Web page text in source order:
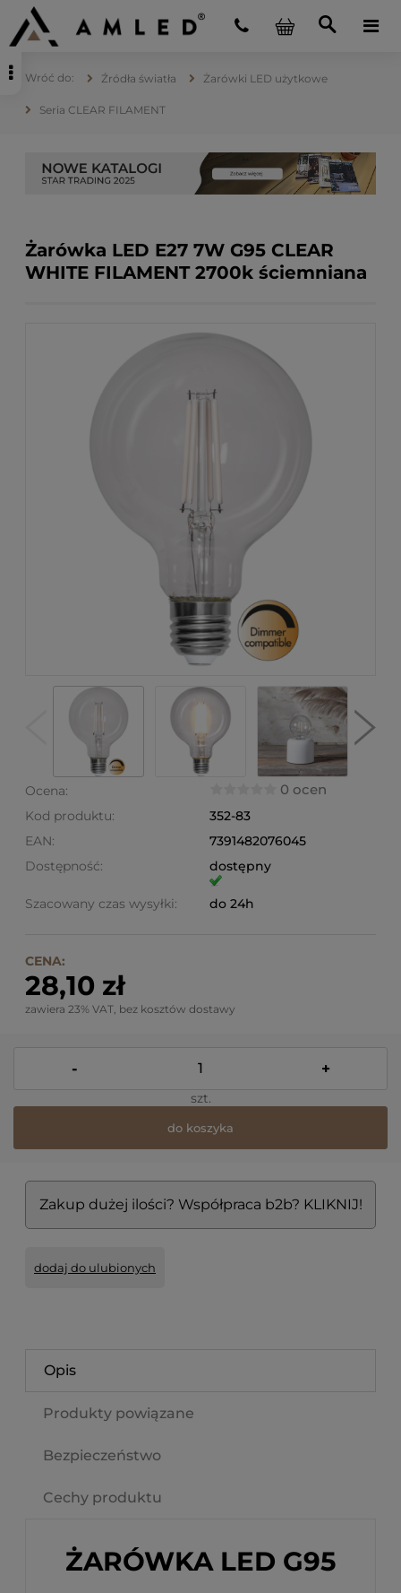
Źródła światła Żarówki LED użytkowe
Seria CLEAR FILAMENT
Żarówka LED E27 7W G95 CLEAR
WHITE FILAMENT 2700k ściemniana
Ocena: 0 ocen
Kod produktu:
352-83
EAN:
7391482076045
Dostępność:
dostępny
Szacowany czas wysyłki: do 24h
CENA:
28,10 zł
zawiera 23% VAT, bez kosztów dostawy
- +
szt.
do koszyka
Zakup dużej ilości? Współpraca b2b? KLIKNIJ!
dodaj do ulubionych
Opis
Produkty powiązane
Bezpieczeństwo
Cechy produktu
ŻARÓWKA LED G95